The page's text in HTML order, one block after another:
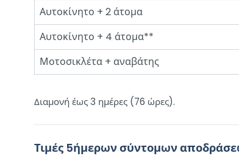
Αυτοκίνητο + 2 άτομα
Αυτοκίνητο + 4 άτομα**
Μοτοσικλέτα + αναβάτης
Διαμονή έως 3 ημέρες (76 ώρες).
Τιμές 5ήμερων σύντομων